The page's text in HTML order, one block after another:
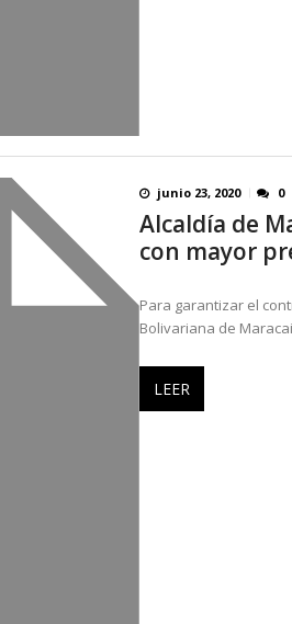
junio 23, 2020 0
Alcaldía de
con mayor
Para garantizar el
Bolivariana de
LEER